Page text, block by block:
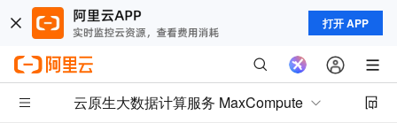
打开 APP
云原生大数据计算服务 MaxCompute